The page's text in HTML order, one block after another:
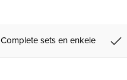
Complete sets en enkele